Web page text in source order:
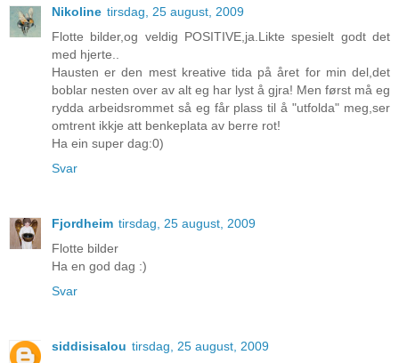
Nikoline tirsdag, 25 august, 2009
Flotte bilder,og veldig POSITIVE,ja.Likte spesielt godt det
med hjerte..
Hausten er den mest kreative tida på året for min del,det
boblar nesten over av alt eg har lyst å gjra! Men først må eg
rydda arbeidsrommet så eg får plass til å "utfolda" meg,ser
omtrent ikkje att benkeplata av berre rot!
Ha ein super dag:0)
Svar
Fjordheim tirsdag, 25 august, 2009
Flotte bilder
Ha en god dag :)
Svar
siddisisalou tirsdag, 25 august, 2009